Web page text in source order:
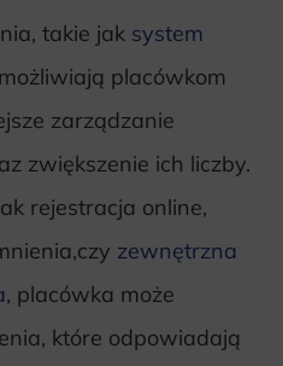
takie jak system
placówkom
zarządzanie
zwiększenie ich liczby.
rejestracja online,
zewnętrzna
, placówka może
które odpowiadają